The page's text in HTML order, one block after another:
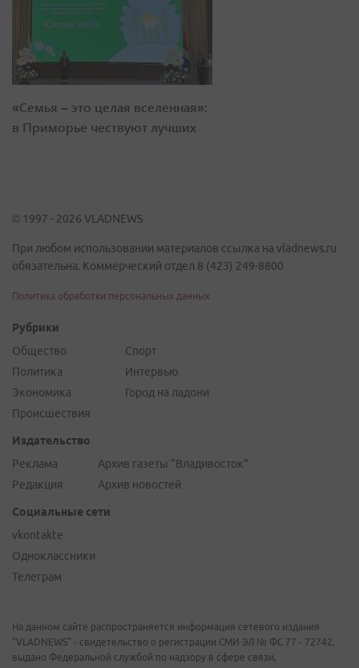
«Семья – это целая вселенная»:
в Приморье чествуют лучших
© 1997 - 2026 VLADNEWS
При любом использовании материалов ссылка на vladnews.ru
обязательна. Коммерческий отдел 8 (423) 249-8800
Политика обработки персональных данных
Рубрики
Общество
Политика
Экономика
Происшествия
Спорт
Интервью
Город на ладони
Издательство
Реклама
Редакция
Архив газеты "Владивосток"
Архив новостей
Социальные сети
vkontakte
Одноклассники
Телеграм
На данном сайте распространяется информация сетевого издания
"VLADNEWS" - свидетельство о регистрации СМИ ЭЛ № ФС 77 - 72742,
выдано Федеральной службой по надзору в сфере связи,